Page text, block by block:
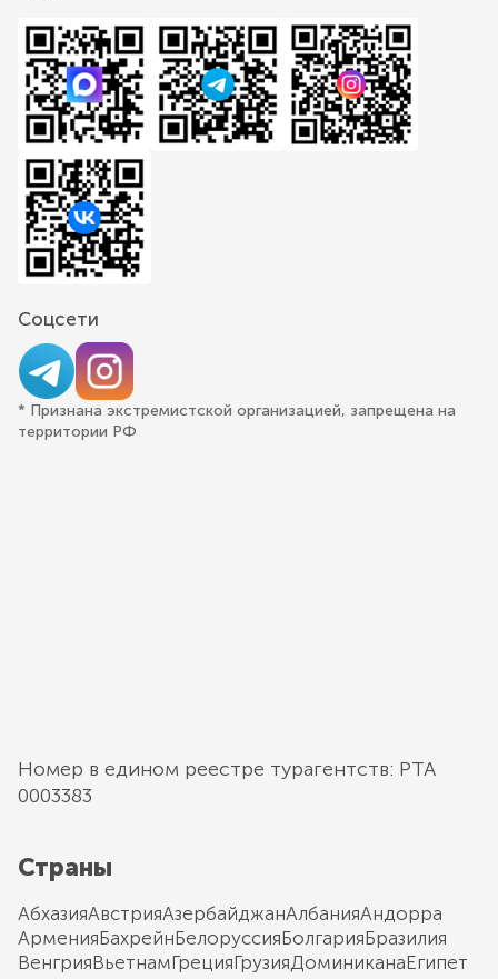
Соцсети
* Признана экстремистской организацией, запрещена на
территории РФ
Номер в едином реестре турагентств: РТА
0003383
Страны
АбхазияАвстрияАзербайджанАлбанияАндорра
АрменияБахрейнБелоруссияБолгарияБразилия
ВенгрияВьетнамГрецияГрузияДоминиканаЕгипет